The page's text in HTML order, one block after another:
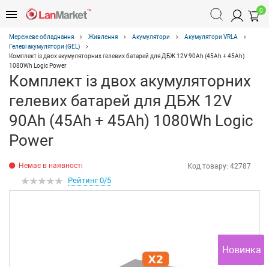
0
Мережеве обладнання Живлення Акумулятори
Акумулятори VRLA
Гелеві акумулятори (GEL)
Комплект із двох акумуляторних гелевих батарей для ДБЖ 12V 90Ah (45Ah + 45Ah)
1080Wh Logic Power
Комплект із двох акумуляторних
гелевих батарей для ДБЖ 12V
90Ah (45Ah + 45Ah) 1080Wh Logic
Power
Немає в наявності Код товару: 42787
Рейтинг 0/5
Новинка